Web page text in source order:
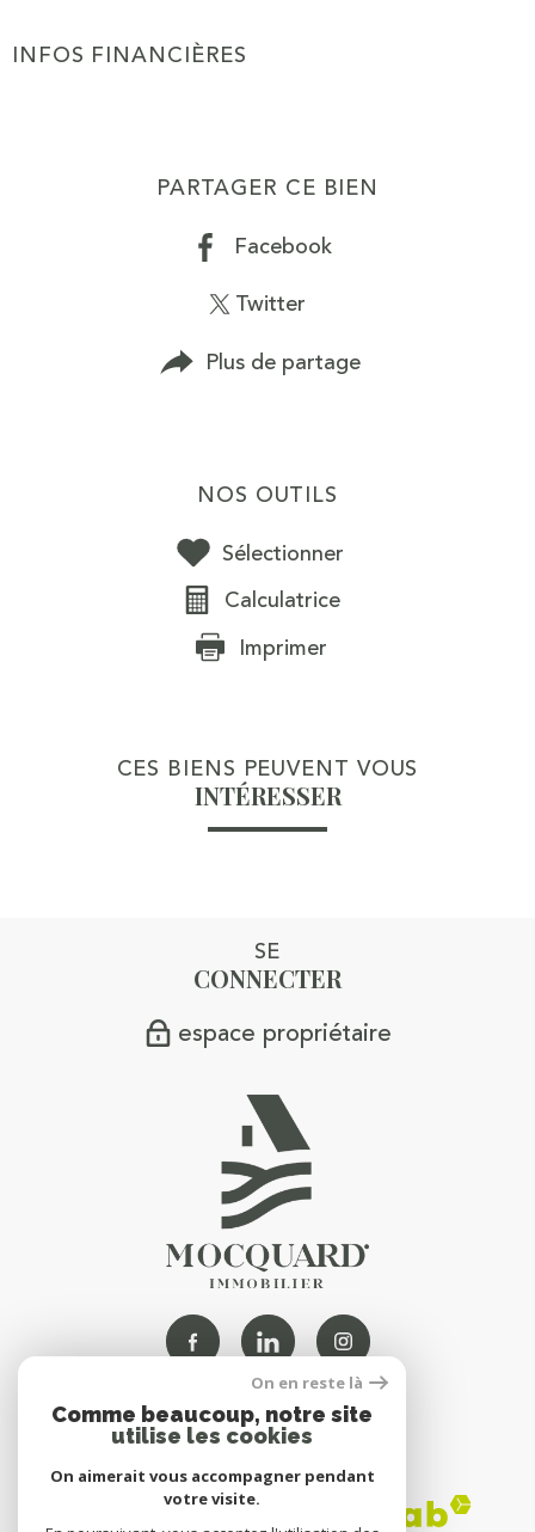
INFOS FINANCIÈRES
PARTAGER CE BIEN
Facebook
Twitter
Plus de partage
NOS OUTILS
Sélectionner
Calculatrice
Imprimer
CES BIENS PEUVENT VOUS
INTÉRESSER
SE
CONNECTER
espace propriétaire
NOUS
ADHÉRONS
On en reste là
Comme beaucoup, notre site
utilise les cookies
On aimerait vous accompagner pendant
votre visite.